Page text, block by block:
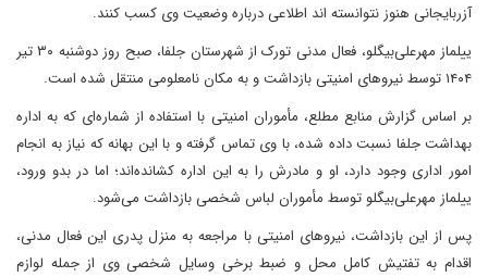
آزربایجانی هنوز نتوانسته اند اطلاعی درباره وضعیت وی کسب کنند.
ییلماز مهرعلی‌بیگلو، فعال مدنی تورک از شهرستان جلفا، صبح روز دوشنبه ۳۰ تیر
۱۴۰۴ توسط نیروهای امنیتی بازداشت و به مکان نامعلومی منتقل شده است.
بر اساس گزارش منابع مطلع، مأموران امنیتی با استفاده از شماره‌ای که به اداره
بهداشت جلفا نسبت داده شده، با وی تماس گرفته و با این بهانه که نیاز به انجام
امور اداری وجود دارد، او و مادرش را به این اداره کشانده‌اند؛ اما در بدو ورود،
ییلماز مهرعلی‌بیگلو توسط مأموران لباس شخصی بازداشت می‌شود.
پس از این بازداشت، نیروهای امنیتی با مراجعه به منزل پدری این فعال مدنی،
اقدام به تفتیش کامل محل و ضبط برخی وسایل شخصی وی از جمله لوازم